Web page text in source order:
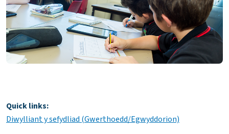
Quick links:
Diwylliant y sefydliad (Gwerthoedd/Egwyddorion)